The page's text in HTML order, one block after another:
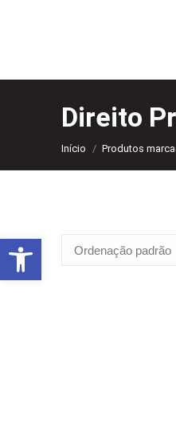
Direito
Você está aqui:
Início Produtos
Abrir a barra